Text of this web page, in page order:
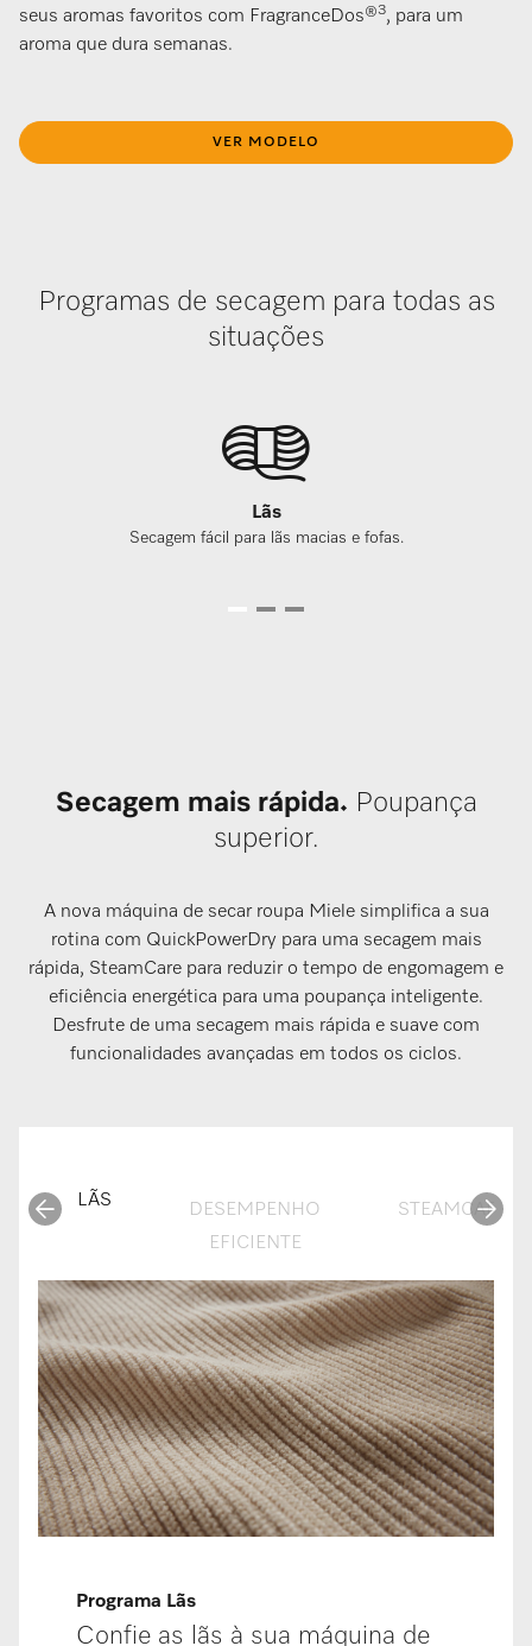
seus aromas favoritos com FragranceDos®3, para um
aroma que dura semanas.
VER MODELO
Programas de secagem para todas as
situações
Lãs
Secagem fácil para lãs macias e fofas.
Secagem mais rápida. Poupança
superior.
A nova máquina de secar roupa Miele simplifica a sua
rotina com QuickPowerDry para uma secagem mais
rápida, SteamCare para reduzir o tempo de engomagem e
eficiência energética para uma poupança inteligente.
Desfrute de uma secagem mais rápida e suave com
funcionalidades avançadas em todos os ciclos.
LÃS
DESEMPENHO
EFICIENTE
STEAMCARE
Programa Lãs
Confie as lãs à sua máquina de